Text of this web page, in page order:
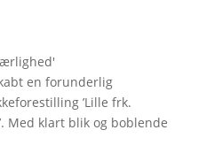
'
en forunderlig
’Lille frk.
Med klart blik og boblende